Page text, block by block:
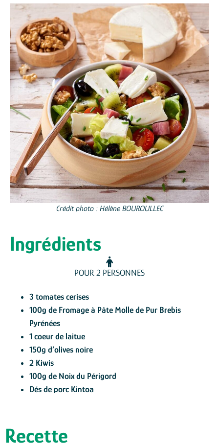
Crédit photo : Hélène BOUROULLEC
Ingrédients
POUR 2 PERSONNES
3 tomates cerises
100g de Fromage à Pâte Molle de Pur Brebis
Pyrénées
1 coeur de laitue
150g d’olives noire
2 Kiwis
100g de Noix du Périgord
Dés de porc Kintoa
Recette